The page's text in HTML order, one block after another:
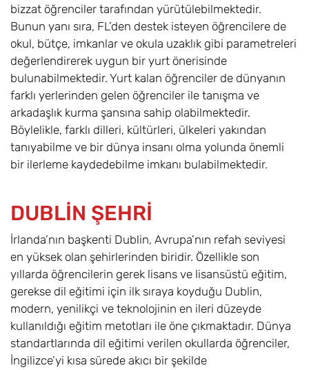
bizzat öğrenciler tarafından yürütülebilmektedir.
Bunun yanı sıra, FL’den destek isteyen öğrencilere de
okul, bütçe, imkanlar ve okula uzaklık gibi parametreleri
değerlendirerek uygun bir yurt önerisinde
bulunabilmektedir. Yurt kalan öğrenciler de dünyanın
farklı yerlerinden gelen öğrenciler ile tanışma ve
arkadaşlık kurma şansına sahip olabilmektedir.
Böylelikle, farklı dilleri, kültürleri, ülkeleri yakından
tanıyabilme ve bir dünya insanı olma yolunda önemli
bir ilerleme kaydedebilme imkanı bulabilmektedir.
DUBLİN ŞEHRİ
İrlanda’nın başkenti Dublin, Avrupa’nın refah seviyesi
en yüksek olan şehirlerinden biridir. Özellikle son
yıllarda öğrencilerin gerek lisans ve lisansüstü eğitim,
gerekse dil eğitimi için ilk sıraya koyduğu Dublin,
modern, yenilikçi ve teknolojinin en ileri düzeyde
kullanıldığı eğitim metotları ile öne çıkmaktadır. Dünya
standartlarında dil eğitimi verilen okullarda öğrenciler,
İngilizce’yi kısa sürede akıcı bir şekilde